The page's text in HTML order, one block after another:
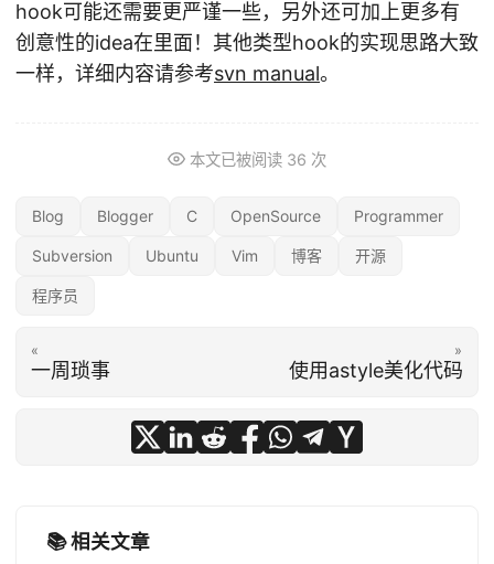
hook可能还需要更严谨一些，另外还可加上更多有
创意性的idea在里面！其他类型hook的实现思路大致
一样，详细内容请参考svn manual。
本文已被阅读 36 次
Blog Blogger C OpenSource Programmer
Subversion Ubuntu Vim 博客 开源
程序员
«
一周琐事
»
使用astyle美化代码
📚 相关文章